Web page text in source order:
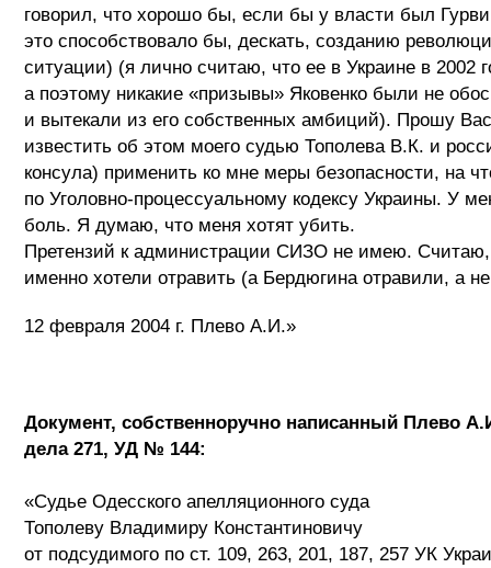
говорил, что хорошо бы, если бы у власти был
это способствовало бы, дескать, созданию
ситуации) (я лично считаю, что ее в Украине в 2002
а поэтому никакие «призывы» Яковенко были не
и вытекали из его собственных амбиций). Прошу
известить об этом моего судью Тополева В.К. и
консула) применить ко мне меры безопасности, на
по Уголовно-процессуальному кодексу Украины. У
боль. Я думаю, что меня хотят убить.
Претензий к администрации СИЗО не имею.
именно хотели отравить (а Бердюгина отравили, а
12 февраля 2004 г. Плево А.И.»
Документ, собственноручно написанный Плево
дела 271, УД № 144:
«Судье Одесского апелляционного суда
Тополеву Владимиру Константиновичу
от подсудимого по ст. 109, 263, 201, 187, 257 УК